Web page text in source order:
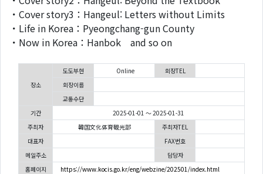
・Cover story3：Hangeul: Letters without Limits
・Life in Korea：Pyeongchang-gun County
・Now in Korea：Hanbok and so on
장소
도도부현 Online
회장TEL
회장이름
교통수단
기간
2025-01-01 ～ 2025-01-31
주최자
韓国文化体育観光部
주최자TEL
대표자
FAX번호
메일주소
담당자
홈페이지
https://www.kocis.go.kr/eng/webzine/202501/index.html